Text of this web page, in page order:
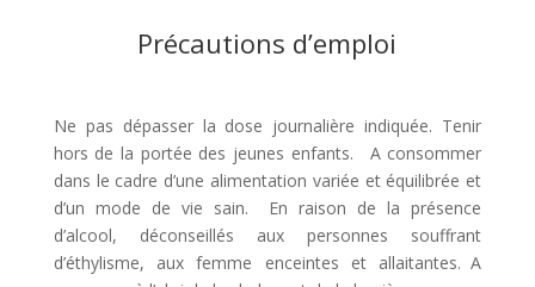
Précautions d’emploi
Ne pas dépasser la dose journalière indiquée. Tenir
hors de la portée des jeunes enfants. A consommer
dans le cadre d’une alimentation variée et équilibrée et
d’un mode de vie sain. En raison de la présence
d’alcool, déconseillés aux personnes souffrant
d’éthylisme, aux femme enceintes et allaitantes. A